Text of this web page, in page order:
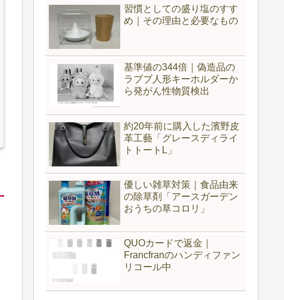
習慣としての盛り塩のすす
め｜その理由と必要なもの
基準値の344倍｜偽造品の
ラブブ人形キーホルダーか
ら発がん性物質検出
約20年前に購入した濱野皮
革工藝「グレースディライ
トトートL」
優しい雑草対策｜食品由来
の除草剤「アースガーデン
おうちの草コロリ」
QUOカードで返金｜
Francfranのハンディファン
リコール中